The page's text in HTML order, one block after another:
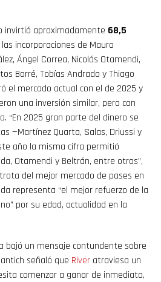
invirtió aproximadamente 68,5
incorporaciones de Mauro
Ángel Correa, Nicolás Otamendi,
Borré, Tobías Andrada y Thiago
el mercado actual con el de 2025 y
una inversión similar, pero con
“En 2025 gran parte del dinero se
—Martínez Quarta, Salas, Driussi y
año la misma cifra permitió
Otamendi y Beltrán, entre otros”,
del mejor mercado de pases en
representa “el mejor refuerzo de la
por su edad, actualidad en la
bajó un mensaje contundente sobre
señaló que River atraviesa un
comenzar a ganar de inmediato,